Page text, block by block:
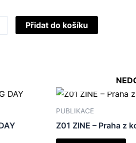
Přidat do košíku
PUBLIKACE
Z01 ZINE – Praha z